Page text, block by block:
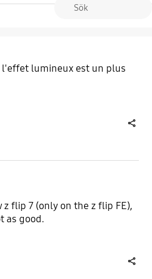
l'effet lumineux est un plus
flip 7 (only on the z flip FE),
as good.